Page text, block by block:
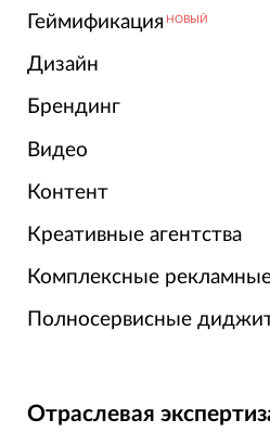
Геймификация НОВЫЙ
Дизайн
Брендинг
Видео
Контент
Креативные агентства
Комплексные рекламные
Полносервисные
Отраслевая